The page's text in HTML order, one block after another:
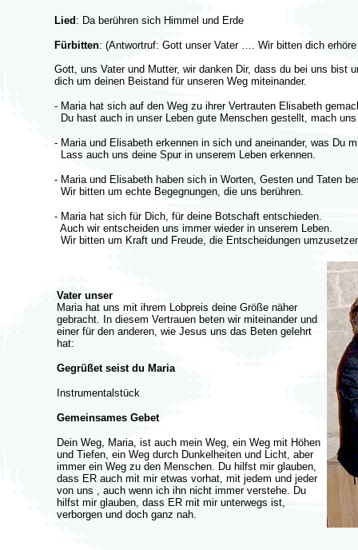
Lied : Da berühren sich Himmel und Erde
Fürbitten: (Antwortruf: Gott unser Vater …. Wir bitten dich
Gott, uns Vater und Mutter, wir danken Dir, dass du bei uns bist
dich um deinen Beistand für unseren Weg miteinander.
- Maria hat sich auf den Weg zu ihrer Vertrauten Elisabeth
Du hast auch in unser Leben gute Menschen gestellt, mach
- Maria und Elisabeth erkennen in sich und aneinander, was Du
Lass auch uns deine Spur in unserem Leben erkennen.
- Maria und Elisabeth haben sich in Worten, Gesten und Taten
Wir bitten um echte Begegnungen, die uns berühren.
- Maria hat sich für Dich, für deine Botschaft entschieden.
Auch wir entscheiden uns immer wieder in unserem Leben.
Wir bitten um Kraft und Freude, die Entscheidungen
Vater unser
Maria hat uns mit ihrem Lobpreis deine Größe näher
gebracht. In diesem Vertrauen beten wir miteinander und
einer für den anderen, wie Jesus uns das Beten gelehrt
hat:
Gegrüßet seist du Maria
Instrumentalstück
Gemeinsames Gebet
Dein Weg, Maria, ist auch mein Weg, ein Weg mit Höhen
und Tiefen, ein Weg durch Dunkelheiten und Licht, aber
immer ein Weg zu den Menschen. Du hilfst mir glauben,
dass ER auch mit mir etwas vorhat, mit jedem und jeder
von uns , auch wenn ich ihn nicht immer verstehe. Du
hilfst mir glauben, dass ER mit mir unterwegs ist,
verborgen und doch ganz nah.